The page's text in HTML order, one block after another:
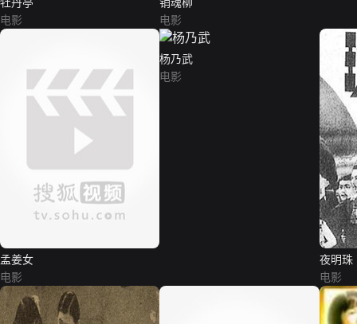
牡丹亭
电影
销魂柳
电影
孟姜女
电影
杨乃武
电影
夜明珠
电影